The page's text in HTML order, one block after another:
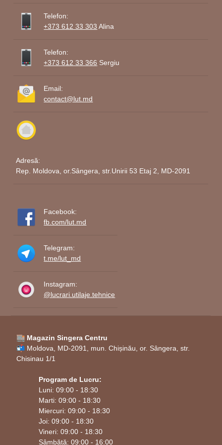
Telefon:
+373 612 33 303 Alina
Telefon:
+373 612 33 366 Sergiu
Email:
contact@lut.md
Adresă:
Rep. Moldova, or.Sângera, str.Unirii 53 Etaj 2, MD-2091
Facebook:
fb.com/lut.md
Telegram:
t.me/lut_md
Instagram:
@lucrari.utilaje.tehnice
🏬 Magazin Singera Centru
📬 Moldova, MD-2091, mun. Chișinău, or. Sângera, str.
Chisinau 1/1
Program de Lucru:
Luni: 09:00 - 18:30
Marti: 09:00 - 18:30
Miercuri: 09:00 - 18:30
Joi: 09:00 - 18:30
Vineri: 09:00 - 18:30
Sâmbătă: 09:00 - 16:00